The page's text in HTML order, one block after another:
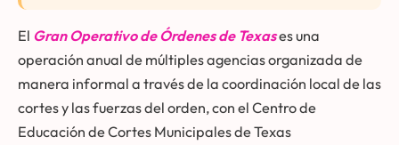
El Gran Operativo de Órdenes de Texases una
operación anual de múltiples agencias organizada de
manera informal a través de la coordinación local de las
cortes y las fuerzas del orden, con el Centro de
Educación de Cortes Municipales de Texas